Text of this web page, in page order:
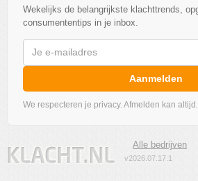
Wekelijks de belangrijkste klachttrends,
consumententips in je inbox.
Aanmelden
We respecteren je privacy. Afmelden kan altijd.
Alle bedrijven
v2026.07.17.1